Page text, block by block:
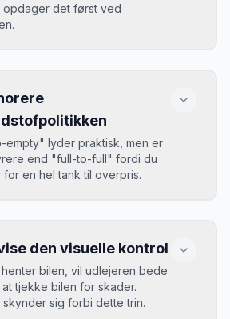
erfaring
2024 så jeg priserne i
stige fra 189 kr/dag til 349
på bare 2 uger. Book tidligt!
opdager det først ved
en mindre skade kan du blive
tusindvis af kroner.
med fuld kaskoforsikring uden
erfaring September 2023
bule i døren kostede mig 8.000
Siden har jeg altid
empty" lyder praktisk, men er
end "full-to-full" fordi du
for en hel tank til overpris.
20-30% mere for brændstof,
tager høje benzinpriser.
den visuelle kontrol
bilen, vil udlejeren bede
tjekke bilen for skader.
skynder sig forbi dette trin.